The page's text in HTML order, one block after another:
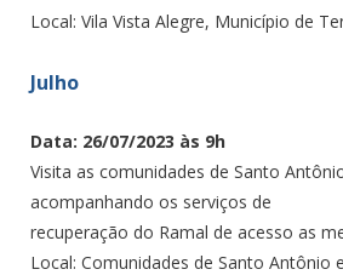
Local: Vila Vista Alegre, Município de
Julho
Data: 26/07/2023 às 9h
Visita as comunidades de Santo
acompanhando os serviços de
recuperação do Ramal de acesso as
Local: Comunidades de Santo Antônio